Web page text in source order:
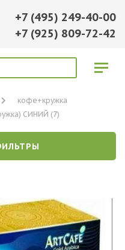
+7 (495) 249-40-00
+7 (925) 809-72-42
кофе+кружка
СИНИЙ (7)